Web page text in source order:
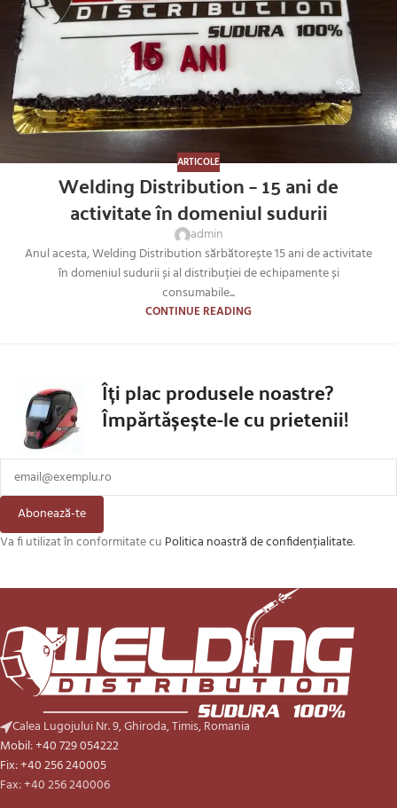
ARTICOLE
Welding Distribution – 15 ani de
activitate în domeniul sudurii
admin
Anul acesta, Welding Distribution sărbătorește 15 ani de activitate
în domeniul sudurii și al distribuției de echipamente și
consumabile...
CONTINUE READING
Îți plac produsele noastre?
Împărtășește-le cu prietenii!
Abonează-te
Va fi utilizat în conformitate cu Politica noastră de confidențialitate.
Calea Lugojului Nr. 9, Ghiroda, Timis, Romania
Mobil: +40 729 054222
Fix: +40 256 240005
Fax: +40 256 240006